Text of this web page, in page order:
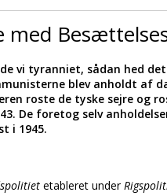
med
vi tyranniet, sådan hed
blev anholdt af
roste de tyske sejre og
De foretog selv
i 1945.
etableret under